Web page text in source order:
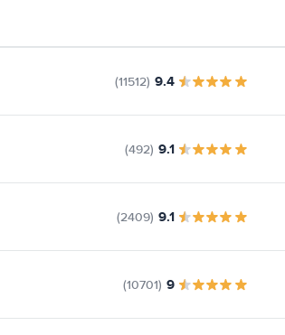
9.4
(11512)
9.1
(492)
9.1
(2409)
9
(10701)